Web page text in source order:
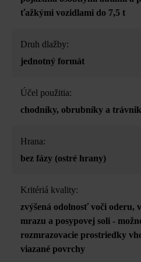
ťažkými vozidlami do 7,5 t
Druh dlažby:
jednotný formát
Účel použitia:
chodníky, obrubníky a
Hrana:
bez fázy (ostré hrany)
Kritériá kvality:
zvýšená odolnosť voči oderu,
mrazu a posypovej soli -
rozmrazovacie prostriedky
viazané povrchy